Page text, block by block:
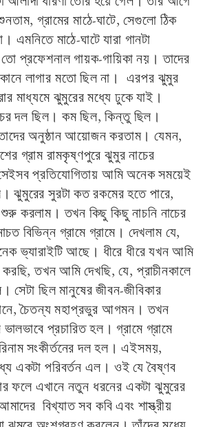
গ্রামের মাঠে-ঘাটে, সেগুলো ঠিক
এমনিতে মাঠে-ঘাটে যারা গানটা
তো প্রফেশনাল গায়ক-গায়িকা নয়। তাদের
লাগার মতো ছিল না। এরপর ঝুমুর
মাধ্যমে ঝুমুরের মধ্যে ঢুকে যাই।
দল ছিল। কম ছিল, কিন্তু ছিল।
অনুষ্ঠান আয়োজন করতাম। যেমন,
গ্রাম রামকৃষ্ণপুরে ঝুমুর নাচের
প্রতিযোগিতায় আমি অনেক সময়েই
ঝুমুরের সুরটা কত রকমের হতে পারে,
করলাম। তখন কিছু কিছু নাচনি নাচের
বিভিন্ন গ্রামে গ্রামে। দেখলাম যে,
ভ্যারাইটি আছে। ধীরে ধীরে যখন আমি
তখন আমি দেখছি, যে, প্রাচীনকালে
ছিল মানুষের জীবন-জীবিকার
চৈতন্য মহাপ্রভুর আগমন। তখন
প্রচারিত হল। গ্রামে গ্রামে
সংকীর্তনের দল হল। এইসময়,
একটা পরিবর্তন এল। ওই যে বৈষ্ণব
ফলে এখানে নতুন ধরনের একটা ঝুমুরের
বিখ্যাত সব কবি এবং শাস্ত্রীয়